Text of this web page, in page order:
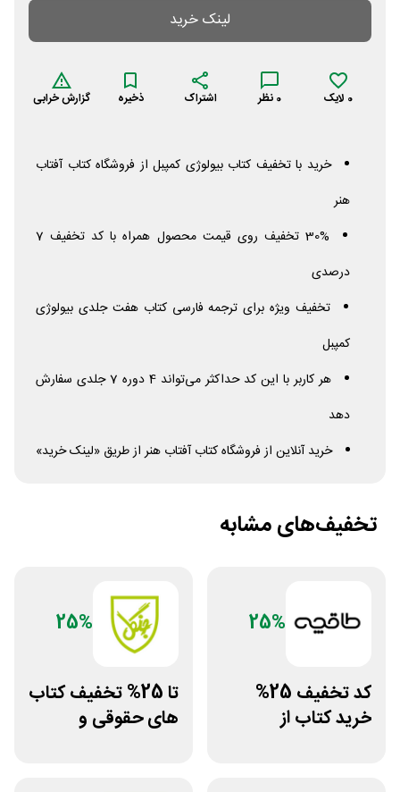
لینک خرید
0 لایک 0 نظر اشتراک ذخیره گزارش خرابی
خرید با تخفیف کتاب بیولوژی کمپبل از فروشگاه کتاب آفتاب
هنر
30% تخفیف روی قیمت محصول همراه با کد تخفیف 7
درصدی
تخفیف ویژه برای ترجمه فارسی کتاب هفت جلدی بیولوژی
کمپبل
هر کاربر با این کد حداکثر می‌تواند 4 دوره 7 جلدی سفارش
دهد
خرید آنلاین از فروشگاه کتاب آفتاب هنر از طریق «لینک خرید»
تخفیف‌های مشابه
25%
کد تخفیف 25%
خرید کتاب از
25%
تا 25% تخفیف کتاب
های حقوقی و